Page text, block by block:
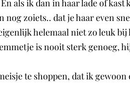
als ik dan in haar lade of
zoiets.. dat je haar even
helemaal niet zo leuk
is nooit sterk genoeg,
te shoppen, dat ik